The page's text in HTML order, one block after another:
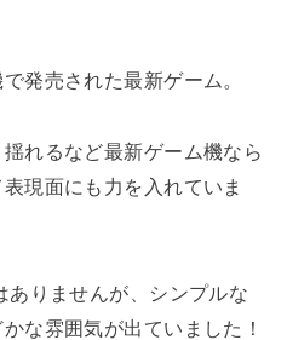
発売された最新ゲーム。
れるなど最新ゲーム機なら
現面にも力を入れていま
ありませんが、シンプルな
な雰囲気が出ていました！